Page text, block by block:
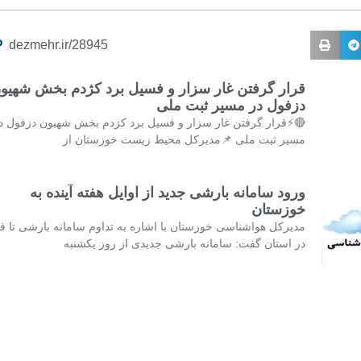
dezmehr.ir/28945
قرار گرفتن غار سزار و فسیل برد کژدم بخش
دزفول در مسیر ثبت ملی
🔴⚡قرار گرفتن غار سزار و فسیل برد کژدم بخش شهیون دزفول
مسیر ثبت ملی 📌مدیرکل محیط زیست خوزستان از
ورود سامانه بارشی جدید از اوایل هفته آینده به
خوزستان
مدیرکل هواشناسی خوزستان با اشاره به تداوم سامانه بارشی تا
در استان گفت: سامانه بارشی جدیدی از روز یکشنبه